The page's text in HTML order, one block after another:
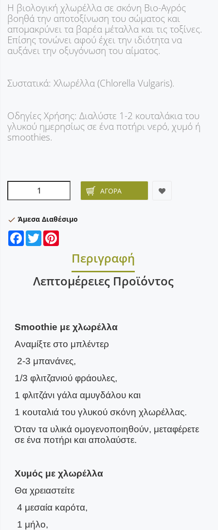
Η βιολογική χλωρέλλα σε σκόνη Βιο-Αγρός
βοηθά την αποτοξίνωση του σώματος και
απομακρύνει τα βαρέα μέταλλα και τις τοξίνες.
Επίσης τονώνει αφού έχει την ιδιότητα να
αυξάνει την οξυγόνωση του αίματος.
Συστατικά: Χλωρέλλα (Chlorella Vulgaris).
Οδηγίες Χρήσης: Διαλύστε 1-2 κουταλάκια του
γλυκού ημερησίως σε ένα ποτήρι νερό, χυμό ή
smoothies.
ΑΓΟΡΆ
check Άμεσα Διαθέσιμο
Facebook
Twitter
Περιγραφή
Λεπτομέρειες Προϊόντος
Smoothie με χλωρέλλα
Αναμίξτε στο μπλέντερ
2-3 μπανάνες,
1/3 φλιτζανιού φράουλες,
1 φλιτζάνι γάλα αμυγδάλου και
1 κουταλιά του γλυκού σκόνη χλωρέλλας.
Όταν τα υλικά ομογενοποιηθούν, μεταφέρετε
σε ένα ποτήρι και απολαύστε.
Χυμός με χλωρέλλα
Θα χρειαστείτε
4 μεσαία καρότα,
1 μήλο,